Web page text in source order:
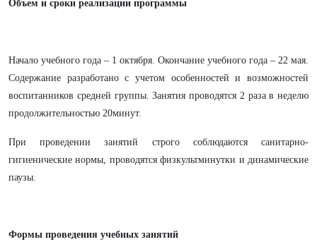
Объем и сроки реализации программы
Начало учебного года – 1 октября. Окончание учебного года – 22 мая.
Содержание разработано с учетом особенностей и возможностей
воспитанников средней группы. Занятия проводятся 2 раза в неделю
продолжительностью 20минут.
При проведении занятий строго соблюдаются санитарно-
гигиенические нормы, проводятся физкультминутки и динамические
паузы.
Формы проведения учебных занятий